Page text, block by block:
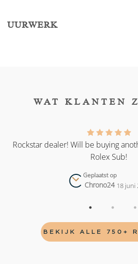
UURWERK
WAT KLANTEN
Rockstar dealer! Will be buying
Rolex Sub!
Geplaatst op
Chrono24 18 juni
BEKIJK ALLE 750+